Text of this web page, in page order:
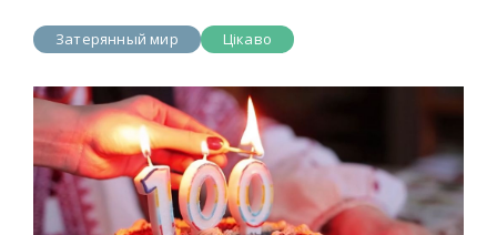
Затерянный мир Цікаво